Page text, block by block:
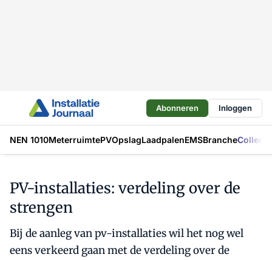
Abonneren Inloggen
NEN 1010MeterruimtePVOpslagLaadpalenEMSBranche
PV-installaties: verdeling over de
strengen
Bij de aanleg van pv-installaties wil het nog wel
eens verkeerd gaan met de verdeling over de